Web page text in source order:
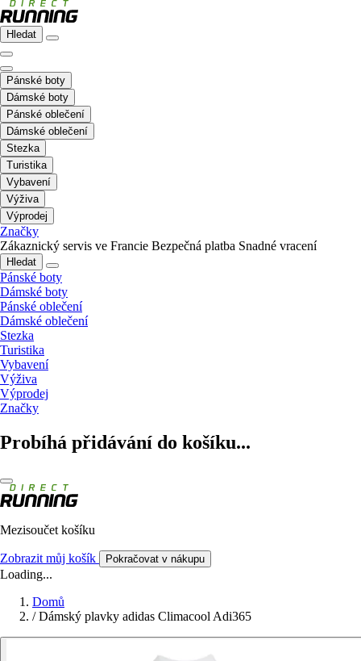
Hledat
Pánské boty
Dámské boty
Pánské oblečení
Dámské oblečení
Stezka
Turistika
Vybavení
Výživa
Výprodej
Značky
Zákaznický servis ve Francie Bezpečná platba Snadné vracení
Hledat
Pánské boty
Dámské boty
Pánské oblečení
Dámské oblečení
Stezka
Turistika
Vybavení
Výživa
Výprodej
Značky
Probíhá přidávání do košíku...
Mezisoučet košíku
Zobrazit můj košík Pokračovat v nákupu
Loading...
Domů
/ Dámský plavky adidas Climacool Adi365